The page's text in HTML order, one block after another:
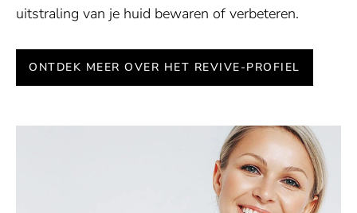
uitstraling van je huid bewaren of verbeteren.
ONTDEK MEER OVER HET REVIVE-PROFIEL